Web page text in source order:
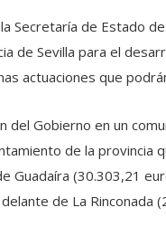
Secretaría de Estado
de Sevilla para el
actuaciones que
del Gobierno en un
de la provincia
Guadaíra (30.303,21
de La Rinconada